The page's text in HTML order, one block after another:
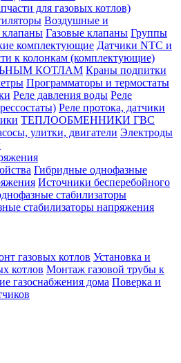
для газовых котлов)
Воздушные и
клапаны Газовые клапаны Группы
комплектующие Датчики NTC и
к колонкам (комплектующие)
КОТЛАМ Краны подпитки
Программаторы и термостаты
Реле давления воды Реле
Реле протока, датчики
ТЕПЛООБМЕННИКИ ГВС
улитки, двигатели Электроды
Гибридные однофазные
Источники бесперебойного
стабилизаторы
стабилизаторы напряжения
газовых котлов Установка и
котлов Монтаж газовой трубы к
газоснабжения дома Поверка и